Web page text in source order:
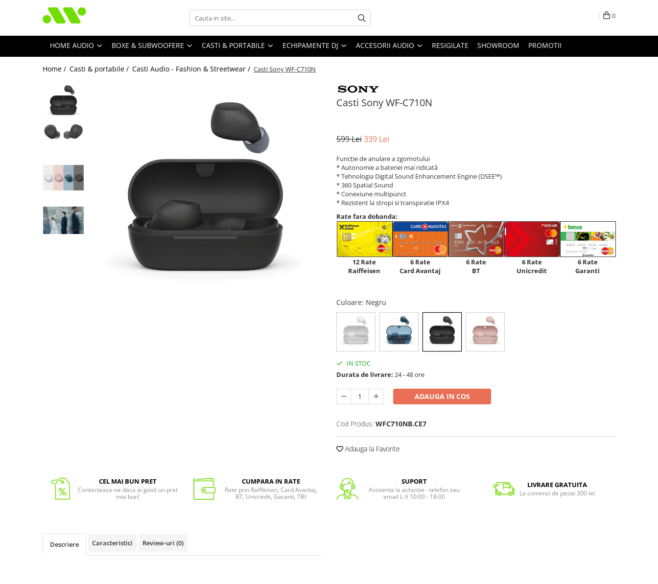
0
HOME AUDIO BOXE & SUBWOOFERE CASTI & PORTABILE ECHIPAMENTE DJ ACCESORII AUDIO RESIGILATE SHOWROOM PROMOTII
Home / Casti & portabile / Casti Audio - Fashion & Streetwear / Casti Sony WF-C710N
Casti Sony WF-C710N
599 Lei339 Lei
Funcție de anulare a zgomotului
* Autonomie a bateriei mai ridicată
* Tehnologia Digital Sound Enhancement Engine (DSEE™)
* 360 Spatial Sound
* Conexiune multipunct
* Rezistent la stropi si transpiratie IPX4
Rate fara dobanda:
12 Rate
Raiffeisen
6 Rate
Card Avantaj
6 Rate
BT
6 Rate
Unicredit
6 Rate
Garanti
Culoare: Negru
IN STOC
Durata de livrare: 24 - 48 ore
ADAUGA IN COS
Cod Produs: WFC710NB.CE7
Adauga la Favorite
CEL MAI BUN PRET
Contacteaza-ne daca ai gasit un pret
mai bun!
CUMPARA IN RATE
Rate prin Raiffeisen, Card Avantaj,
BT, Unicredit, Garanti, TBI
SUPORT
Asistenta la achizitie - telefon sau
email L-V 10:00 - 18:00
LIVRARE GRATUITA
La comenzi de peste 300 lei
Descriere Caracteristici Review-uri (0)